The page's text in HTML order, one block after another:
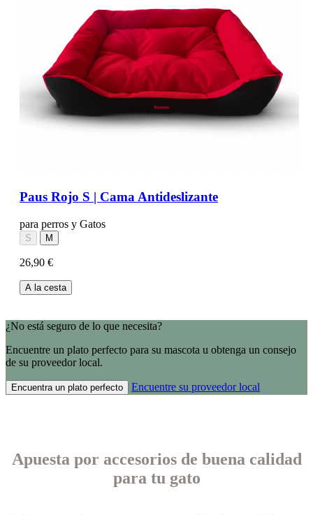
Paus Rojo S | Cama Antideslizante
para perros y Gatos
S M
26,90 €
A la cesta
¿No está seguro de lo que necesita?
Encuentre un plato perfecto para su mascota u obtenga un consejo
de su proveedor local.
Encuentra un plato perfecto Encuentre su proveedor local
Apuesta por accesorios de buena calidad
para tu gato